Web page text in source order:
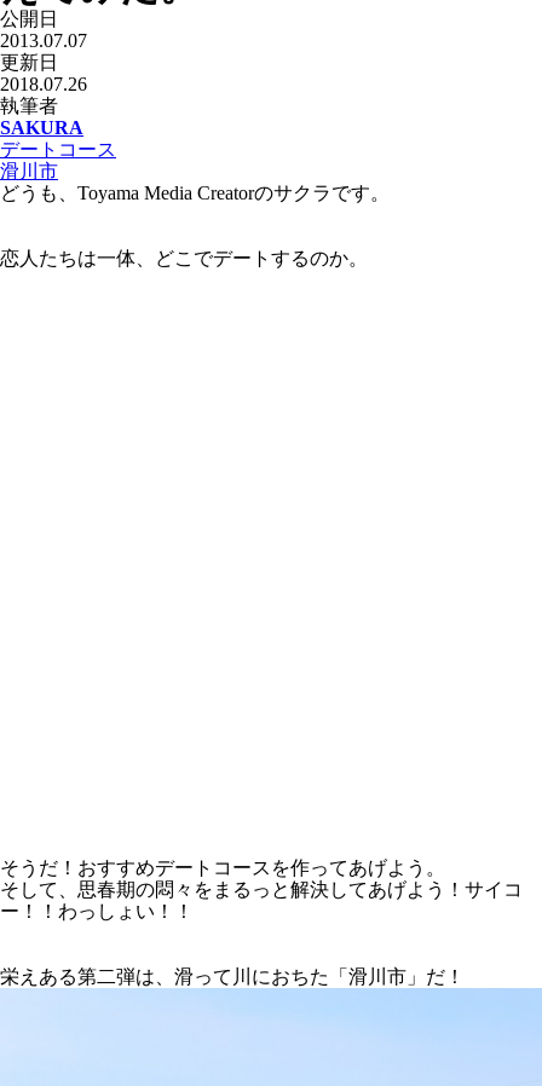
公開日
2013.07.07
更新日
2018.07.26
執筆者
SAKURA
デートコース
滑川市
どうも、Toyama Media Creatorのサクラです。
恋人たちは一体、どこでデートするのか。
そうだ！おすすめデートコースを作ってあげよう。
そして、思春期の悶々をまるっと解決してあげよう！サイコ
ー！！わっしょい！！
栄えある第二弾は、滑って川におちた「滑川市」だ！